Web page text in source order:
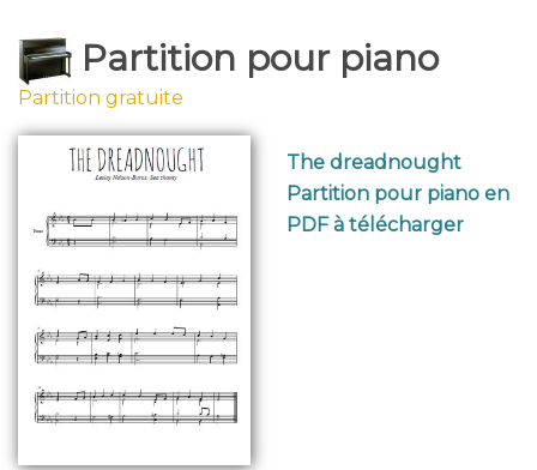
Partition pour piano
Partition gratuite
The dreadnought
Partition pour piano en
PDF à télécharger